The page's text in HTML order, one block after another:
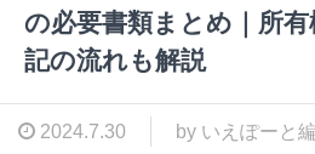
の必要書類まとめ｜所有
記の流れも解説
2024.7.30 by いえぽーと